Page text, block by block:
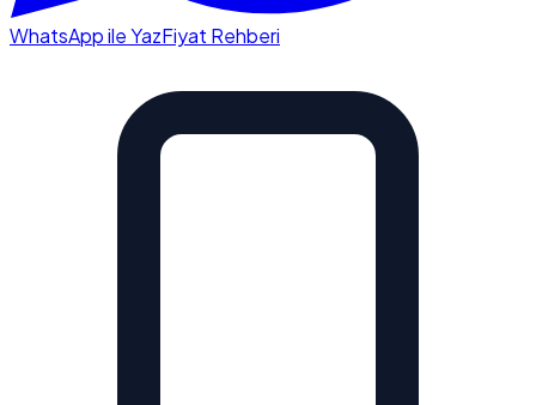
WhatsApp ile YazFiyat Rehberi